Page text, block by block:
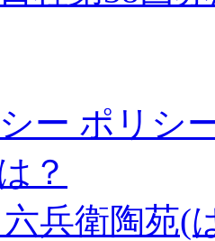
ー ポリシ
？
兵衛陶苑(